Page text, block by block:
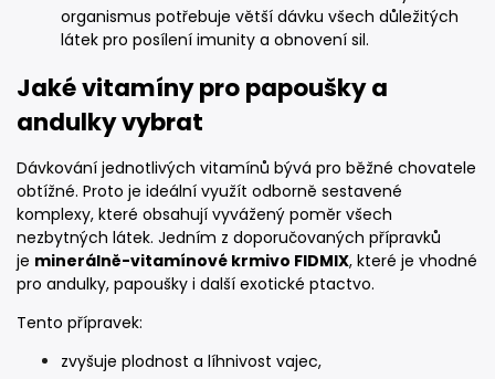
organismus potřebuje větší dávku všech důležitých
látek pro posílení imunity a obnovení sil.
Jaké vitamíny pro papoušky a
andulky vybrat
Dávkování jednotlivých vitamínů bývá pro běžné chovatele
obtížné. Proto je ideální využít odborně sestavené
komplexy, které obsahují vyvážený poměr všech
nezbytných látek. Jedním z doporučovaných přípravků
je minerálně-vitamínové krmivo FIDMIX, které je vhodné
pro andulky, papoušky i další exotické ptactvo.
Tento přípravek:
zvyšuje plodnost a líhnivost vajec,